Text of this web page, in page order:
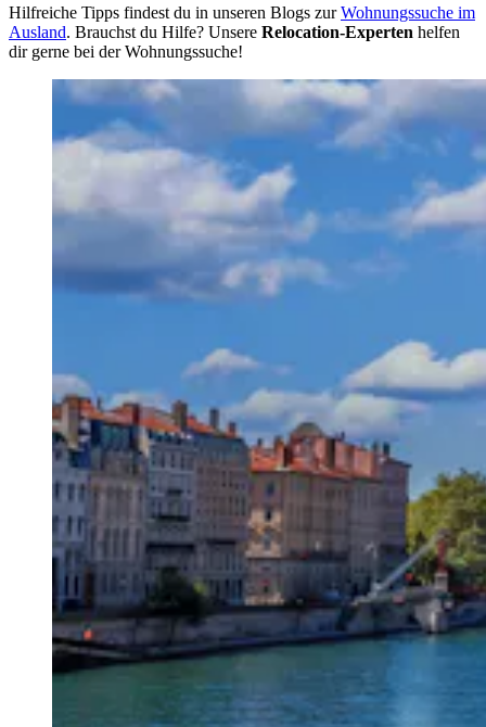
Hilfreiche Tipps findest du in unseren Blogs zurWohnungssuche im
Ausland. Brauchst du Hilfe? Unsere Relocation-Experten helfen
dir gerne bei der Wohnungssuche!